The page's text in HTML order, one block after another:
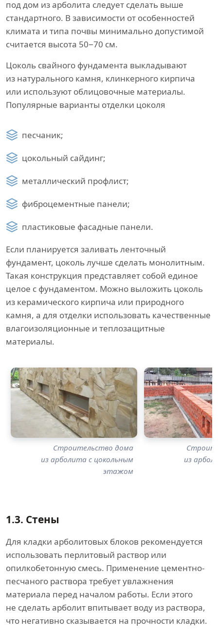
под дом из арболита следует сделать выше
стандартного. В зависимости от особенностей
климата и типа почвы минимально допустимой
считается высота 50−70 см.
Цоколь свайного фундамента выкладывают
из натурального камня, клинкерного кирпича
или используют облицовочные материалы.
Популярные варианты отделки цоколя
песчаник;
цокольный сайдинг;
металлический профлист;
фиброцементные панели;
пластиковые фасадные панели.
Если планируется заливать ленточный
фундамент, цоколь лучше сделать монолитным.
Такая конструкция представляет собой единое
целое с фундаментом. Можно выложить цоколь
из керамического кирпича или природного
камня, а для отделки использовать качественные
влагоизоляционные и теплозащитные
материалы.
Строительство дома
из арболита с цокольным
этажом
из
1.3. Стены
Для кладки арболитовых блоков рекомендуется
использовать перлитовый раствор или
опилкобетонную смесь. Применение цементно-
песчаного раствора требует увлажнения
материала перед началом работы. Если этого
не сделать арболит впитывает воду из раствора,
что негативно сказывается на прочности кладки.